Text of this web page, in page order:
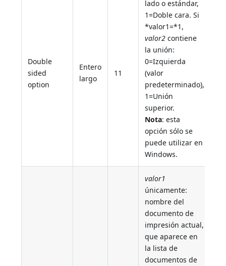
Double
sided
option
Entero
largo
11
lado o estándar,
1=Doble cara. Si
*valor1=*1,
valor2 contiene
la unión:
0=Izquierda
(valor
predeterminado),
1=Unión
superior.
Nota: esta
opción sólo se
puede utilizar en
Windows.
valor1
únicamente:
nombre del
documento de
impresión actual,
que aparece en
la lista de
documentos de